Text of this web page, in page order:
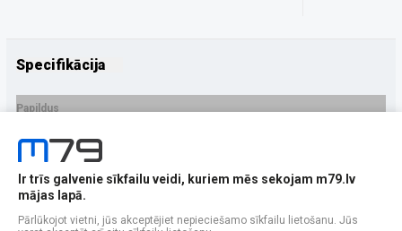
Specifikācija
Papildus
Ražotājs
PRECES APRAKSTS
EAN - 5906146483521
Ir trīs galvenie sīkfailu veidi, kuriem mēs sekojam m79.lv
mājas lapā.
Pārlūkojot vietni, jūs akceptējiet nepieciešamo sīkfailu lietošanu. Jūs